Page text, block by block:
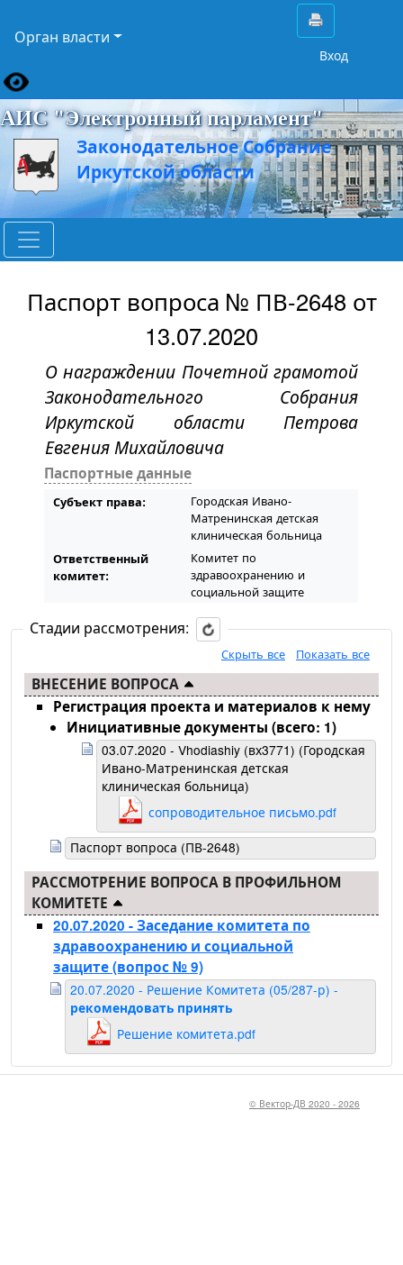
Орган власти
Вход
АИС "Электронный парламент"
Законодательное Собрание
Иркутской области
Паспорт вопроса № ПВ-2648 от
13.07.2020
О награждении Почетной грамотой
Законодательного Собрания
Иркутской области Петрова
Евгения Михайловича
Паспортные данные
Субъект права:
Городская Ивано-
Матренинская детская
клиническая больница
Ответственный
комитет:
Комитет по
здравоохранению и
социальной защите
Стадии рассмотрения:
Скрыть все Показать все
ВНЕСЕНИЕ ВОПРОСА
Регистрация проекта и материалов к нему
Инициативные документы (всего: 1)
03.07.2020 - Vhodiashiy (вх3771) (Городская
Ивано-Матренинская детская
клиническая больница)
сопроводительное письмо.pdf
Паспорт вопроса (ПВ-2648)
РАССМОТРЕНИЕ ВОПРОСА В ПРОФИЛЬНОМ
КОМИТЕТЕ
20.07.2020 - Заседание комитета по
здравоохранению и социальной
защите(вопрос № 9)
20.07.2020 - Решение Комитета (05/287-р) -
рекомендовать принять
Решение комитета.pdf
© Вектор-ДВ 2020 - 2026